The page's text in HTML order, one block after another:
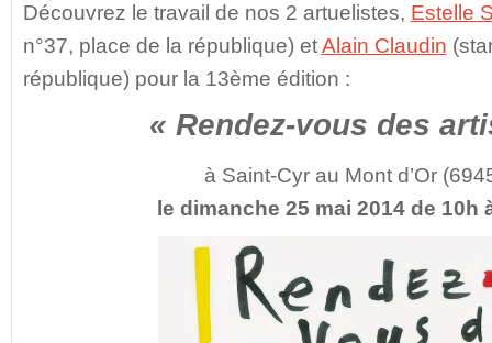
Découvrez le travail de nos 2 artuelistes, Estelle
n°37, place de la république) etAlain Claudin
république) pour la 13ème édition :
« Rendez-vous des
à Saint-Cyr au Mont d’Or
le dimanche 25 mai 2014 de 10h